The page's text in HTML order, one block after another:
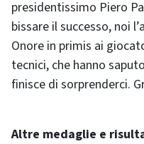
presidentissimo Piero
bissare il successo, noi
Onore in primis ai
tecnici, che hanno
finisce di sorprenderci.
Altre medaglie e